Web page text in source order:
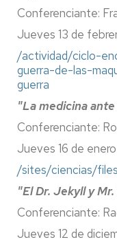
Conferenciante:
Jueves 13 de
/actividad/ciclo-
guerra-de-las-
guerra
"La medicina
Conferenciante:
Jueves 16 de
/sites/ciencias/
"El Dr. Jekyll y
Conferenciante:
Jueves 12 de